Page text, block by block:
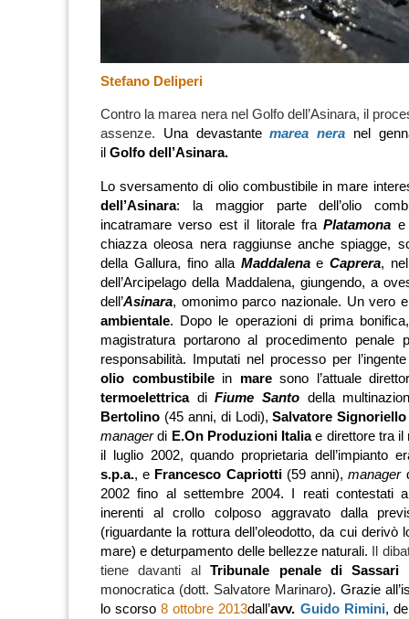
Stefano Deliperi
Contro la marea nera nel Golfo dell’Asinara, il
assenze. Una devastantemarea nera
nel
il Golfo dell’Asinara.
Lo sversamento di olio combustibile in mare
dell’Asinara: la maggior parte dell’olio
incatramare verso est il litorale fraPlatamona
chiazza oleosa nera raggiunse anche spiagge,
della Gallura, fino alla MaddalenaeCaprera,
dell’Arcipelago della Maddalena, giungendo, a
dell’Asinara, omonimo parco nazionale. Un vero
ambientale.
Dopo le operazioni di prima
magistratura portarono al procedimento penale
responsabilità.
Imputati nel processo per
olio combustibilein mare sono l’attuale
termoelettricadiFiume Santo della
Bertolino (45 anni, di Lodi),Salvatore Signoriello
managerdi E.On Produzioni Italiae direttore tra il
il luglio 2002, quando proprietaria dell’impianto
s.p.a., e Francesco Capriotti(59 anni),manager
2002 fino al settembre 2004. I reati contestati
inerenti al crollo colposo aggravato dalla
(riguardante la rottura dell’oleodotto, da cui derivò
mare) e deturpamento delle bellezze naturali.
Il
tiene davanti alTribunale penale di Sassari
monocratica (dott. Salvatore Marinaro). Grazie
lo scorso8 ottobre 2013dall’avv. Guido Rimini,